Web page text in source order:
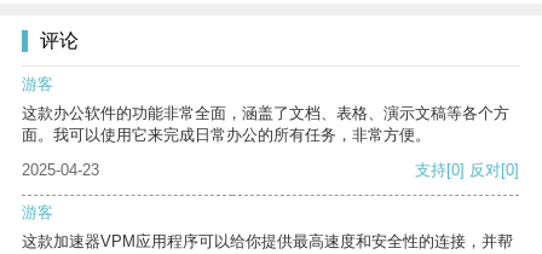
评论
游客
这款办公软件的功能非常全面，涵盖了文档、表格、演示文稿等各个方
面。我可以使用它来完成日常办公的所有任务，非常方便。
2025-04-23
支持[0] 反对[0]
游客
这款加速器VPM应用程序可以给你提供最高速度和安全性的连接，并帮